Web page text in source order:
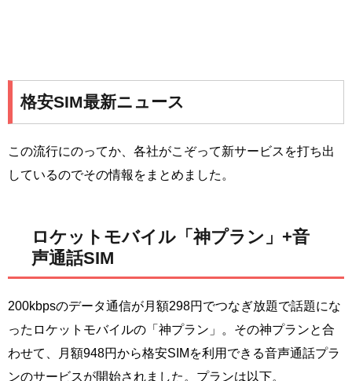
格安SIM最新ニュース
この流行にのってか、各社がこぞって新サービスを打ち出
しているのでその情報をまとめました。
ロケットモバイル「神プラン」+音
声通話SIM
200kbpsのデータ通信が月額298円でつなぎ放題で話題にな
ったロケットモバイルの「神プラン」。その神プランと合
わせて、月額948円から格安SIMを利用できる音声通話プラ
ンのサービスが開始されました。プランは以下。